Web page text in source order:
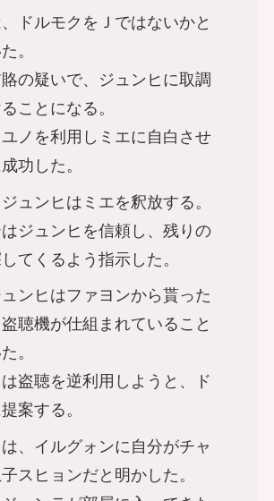
ドルモクをＪではないかと
。
の疑いで、ジュンヒに取調
ことになる。
ノを利用しミエに自白させ
功した。
ュンヒはミエを釈放する。
ジュンヒを信頼し、残りの
てくるよう指示した。
ンヒはファヨンから貰った
聴機が仕組まれていること
。
盗聴を逆利用しようと、ド
案する。
は、イルグォンに自分がチャ
スヒョンだと明かした。